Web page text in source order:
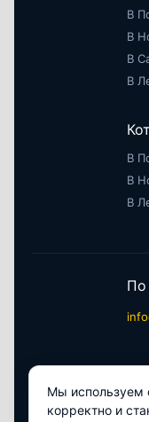
В
В
В
В
В
В
В
По
©
Мы используем
корректно и